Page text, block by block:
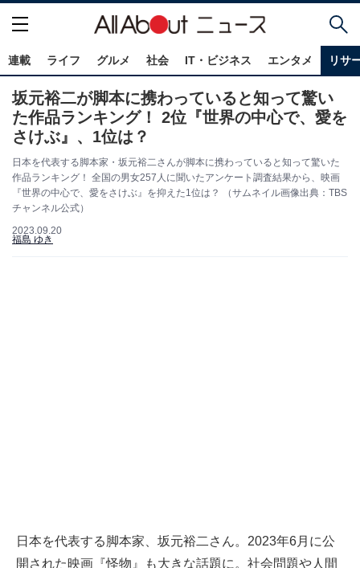
連載 ライフ グルメ 社会 IT・ビジネス エンタメ リサ
坂元裕二が脚本に携わっていると知って驚い
た作品ランキング！ 2位『世界の中心で、愛を
さけぶ』、1位は？
日本を代表する脚本家・坂元裕二さんが脚本に携わっていると知って驚いた
作品ランキング！ 全国の男女257人に聞いたアンケート調査結果から、映画
『世界の中心で、愛をさけぶ』を抑えた1位は？ （サムネイル画像出典：TBS
チャンネル公式）
2023.09.20
福島 ゆき
日本を代表する脚本家、坂元裕二さん。2023年6月に公
開された映画『怪物』も大きな話題に。社会問題や人間